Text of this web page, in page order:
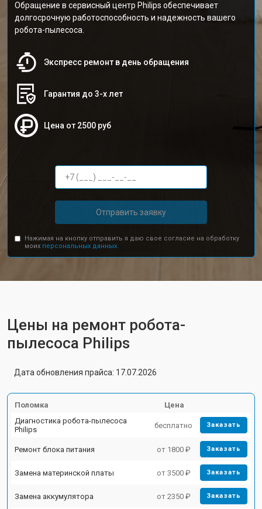
Обращение в сервисный центр Philips обеспечивает
долгосрочную работоспособность и надежность вашего
робота-пылесоса.
Экспресс ремонт в день обращения
Гарантия до 3-х лет
Цена от 2500 руб
Отправить заявку
Нажимая на кнопку отправить я даю свое согласие на обработку
моих персональных данных.
Цены на ремонт робота-
пылесоса Philips
Дата обновления прайса: 17.07.2026
Поломка
Цена
Диагностика робота-пылесоса
Philips
бесплатно Заказать
Ремонт блока питания от 1800 ₽ Заказать
Замена материнской платы от 3500 ₽ Заказать
Замена аккумулятора от 2350 ₽ Заказать